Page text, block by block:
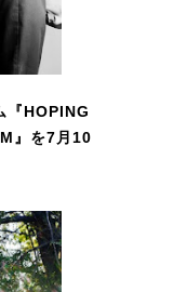
『HOPING
』を7月10